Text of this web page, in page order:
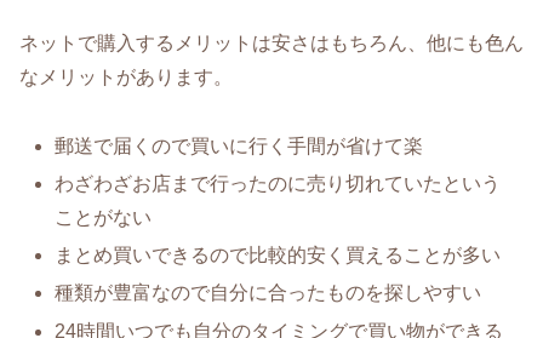
ネットで購入するメリットは安さはもちろん、他にも色ん
なメリットがあります。
郵送で届くので買いに行く手間が省けて楽
わざわざお店まで行ったのに売り切れていたという
ことがない
まとめ買いできるので比較的安く買えることが多い
種類が豊富なので自分に合ったものを探しやすい
24時間いつでも自分のタイミングで買い物ができる